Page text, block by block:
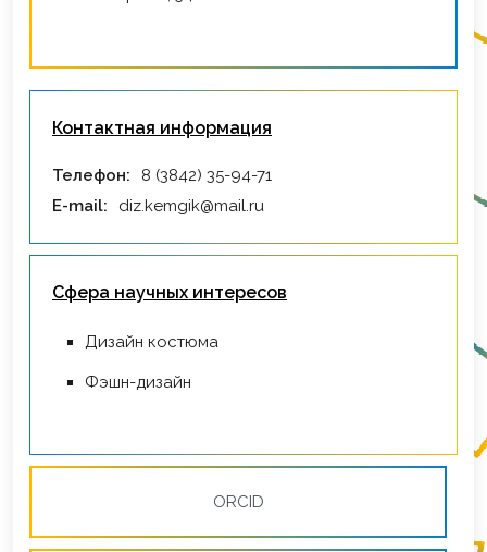
Контактная информация
Телефон:
8 (3842) 35-94-71
E-mail:
diz.kemgik@mail.ru
Сфера научных интересов
Дизайн костюма
Фэшн-дизайн
ORCID